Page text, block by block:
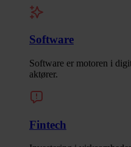
Software
Software er motoren i
aktører.
Fintech